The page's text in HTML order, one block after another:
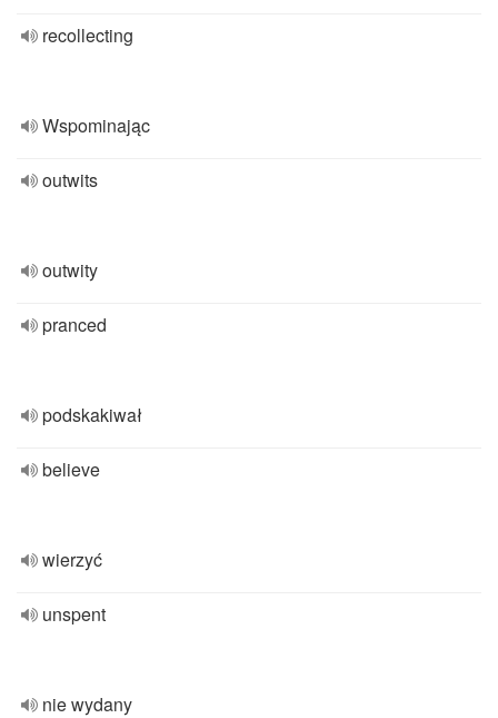
recollecting
Wspominając
outwits
outwity
pranced
podskakiwał
believe
wierzyć
unspent
nie wydany